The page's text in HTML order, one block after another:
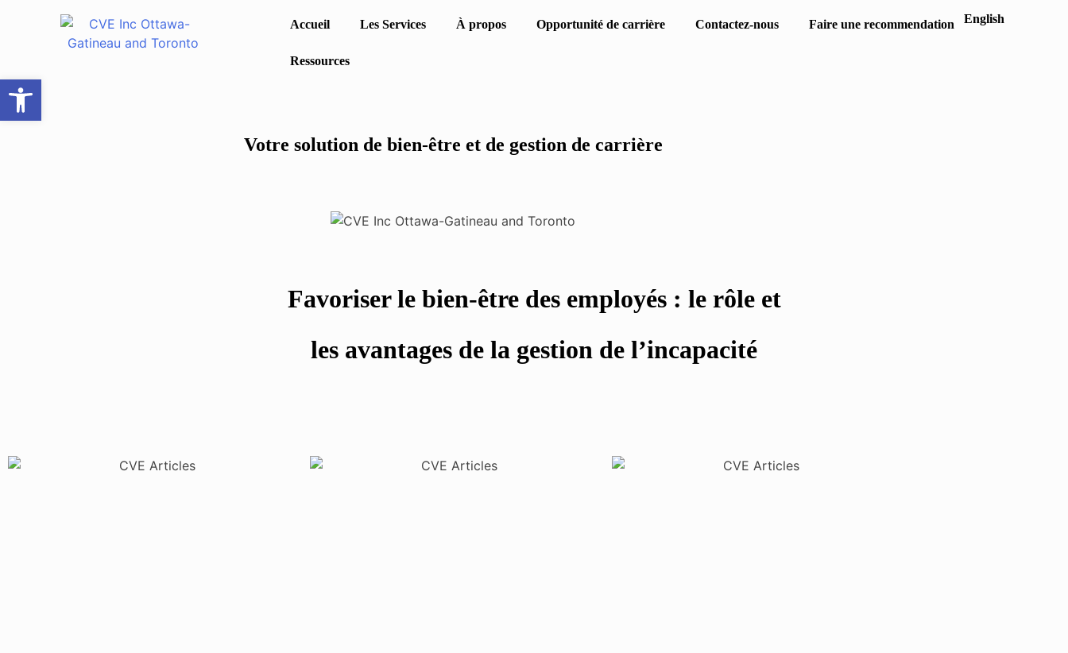
Ouvrir la barre d’outils
English
Accueil Les Services À propos Opportunité de carrière Contactez-nous Faire une recommendation
Ressources
Votre solution de bien-être et de gestion de carrière
Favoriser le bien-être des employés : le rôle et
les avantages de la gestion de l’incapacité